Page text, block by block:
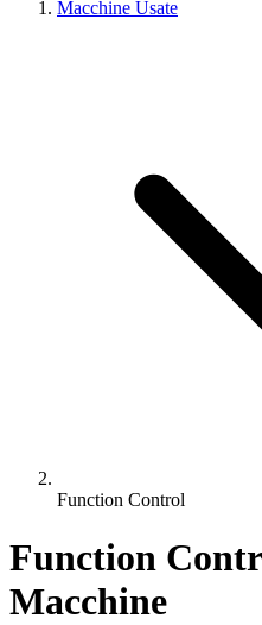
Macchine Usate
Function Control
Function
Macchine